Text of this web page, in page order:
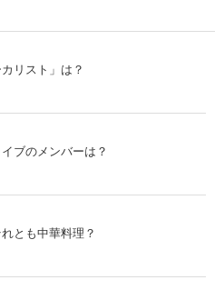
リスト」は？
ブのメンバーは？
とも中華料理？